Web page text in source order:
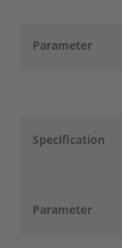
Parameter
Specification
Parameter